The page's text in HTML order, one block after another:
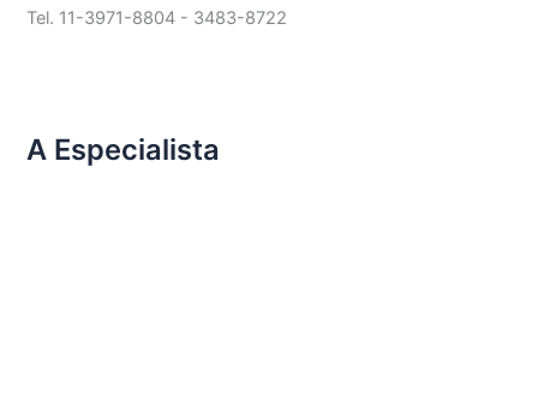
Tel. 11-3971-8804 - 3483-8722
A Especialista